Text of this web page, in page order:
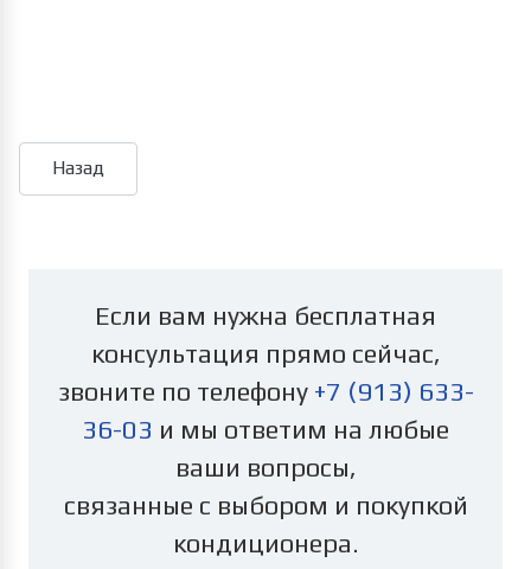
Если вам нужна бесплатная
консультация прямо сейчас,
звоните по телефону +7 (913) 633-
36-03 и мы ответим на любые
ваши вопросы,
связанные с выбором и покупкой
кондиционера.